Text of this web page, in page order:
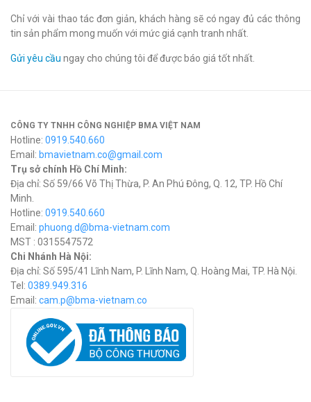
Chỉ với vài thao tác đơn giản, khách hàng sẽ có ngay đủ các thông
tin sản phẩm mong muốn với mức giá cạnh tranh nhất.
Gửi yêu cầu ngay cho chúng tôi để được báo giá tốt nhất.
CÔNG TY TNHH CÔNG NGHIỆP BMA VIỆT NAM
Hotline: 0919.540.660
Email: bmavietnam.co@gmail.com
Trụ sở chính Hồ Chí Minh:
Địa chỉ: Số 59/66 Võ Thị Thừa, P. An Phú Đông, Q. 12, TP. Hồ Chí
Minh.
Hotline: 0919.540.660
Email: phuong.d@bma-vietnam.com
MST : 0315547572
Chi Nhánh Hà Nội:
Địa chỉ: Số 595/41 Lĩnh Nam, P. Lĩnh Nam, Q. Hoàng Mai, TP. Hà Nội.
Tel: 0389.949.316
Email: cam.p@bma-vietnam.co